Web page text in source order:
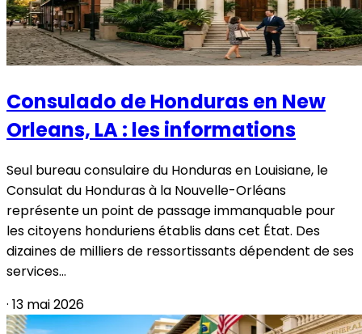
Consulado de Honduras en New
Orleans, LA : les informations
Seul bureau consulaire du Honduras en Louisiane, le
Consulat du Honduras à la Nouvelle-Orléans
représente un point de passage immanquable pour
les citoyens honduriens établis dans cet État. Des
dizaines de milliers de ressortissants dépendent de ses
services...
· 13 mai 2026